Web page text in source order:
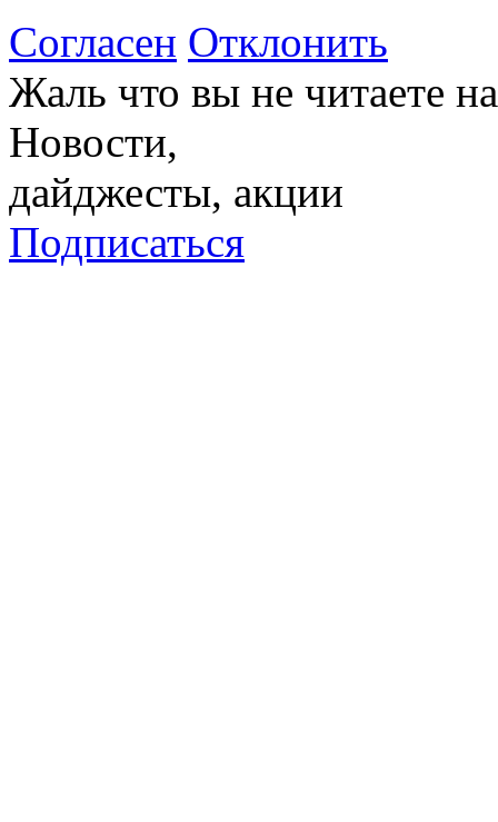
Согласен Отклонить
Жаль что вы не читаете
Новости,
дайджесты, акции
Подписаться